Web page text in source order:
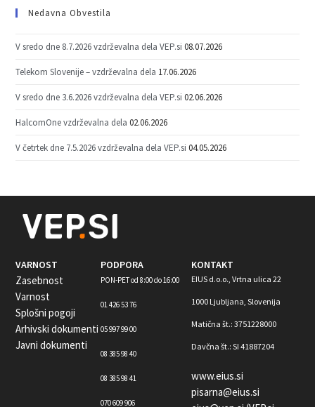
Nedavna Obvestila
V sredo dne 8.7.2026 vzdrževalna dela VEP.si 08.07.2026
Telekom Slovenije – vzdrževalna dela 17.06.2026
V sredo dne 3.6.2026 vzdrževalna dela VEP.si 02.06.2026
HalcomOne vzdrževalna dela 02.06.2026
V četrtek dne 7.5.2026 vzdrževalna dela VEP.si 04.05.2026
VARNOST
Zasebnost
Varnost
Splošni pogoji
Arhivski dokumenti
Javni dokumenti
PODPORA
PON-PET od 8:00 do 16:00
01 426 53 76
05 997 99 00
08 385 98 40
08 385 98 41
070 609 906
KONTAKT
EIUS d.o.o., Vrtna ulica 22
1000 Ljubljana, Slovenija
Matična št.: 3751228000
Davčna št.: SI 41887204
www.eius.si
pisarna@eius.si